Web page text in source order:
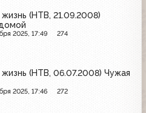
(НТВ, 21.09.2008)
2025, 17:49 274
(НТВ, 06.07.2008) Чужая
2025, 17:46 272